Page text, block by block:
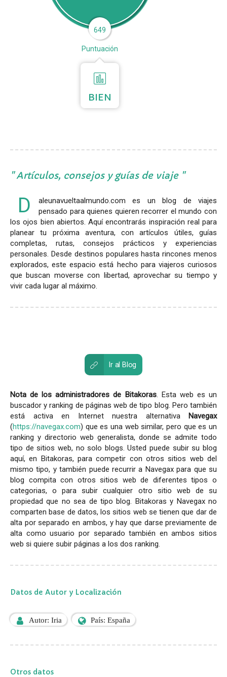
649
Puntuación
BIEN
Artículos, consejos y guías de viaje
D
aleunavueltaalmundo.com es un blog de viajes
pensado para quienes quieren recorrer el mundo con
los ojos bien abiertos. Aquí encontrarás inspiración real para
planear tu próxima aventura, con artículos útiles, guías
completas, rutas, consejos prácticos y experiencias
personales. Desde destinos populares hasta rincones menos
explorados, este espacio está hecho para viajeros curiosos
que buscan moverse con libertad, aprovechar su tiempo y
vivir cada lugar al máximo.
Ir al Blog
Nota de los administradores de Bitakoras. Esta web es un
buscador y ranking de páginas web de tipo blog. Pero también
está activa en Internet nuestra alternativa Navegax
(https://navegax.com) que es una web similar, pero que es un
ranking y directorio web generalista, donde se admite todo
tipo de sitios web, no solo blogs. Usted puede subir su blog
aquí, en Bitakoras, para competir con otros sitios web del
mismo tipo, y también puede recurrir a Navegax para que su
blog compita con otros sitios web de diferentes tipos o
categorias, o para subir cualquier otro sitio web de su
propiedad que no sea de tipo blog. Bitakoras y Navegax no
comparten base de datos, los sitios web se tienen que dar de
alta por separado en ambos, y hay que darse previamente de
alta como usuario por separado también en ambos sitios
web si quiere subir páginas a los dos ranking.
Datos de Autor y Localización
Autor: Iria País: España
Otros datos